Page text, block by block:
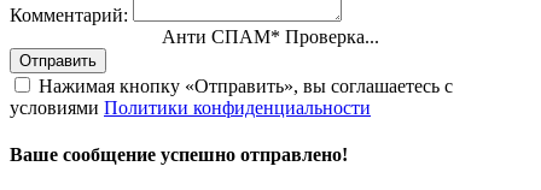
Комментарий:
Анти СПАМ* Проверка...
Отправить
Нажимая кнопку «Отправить», вы соглашаетесь с
условиями Политики конфиденциальности
Ваше сообщение успешно отправлено!